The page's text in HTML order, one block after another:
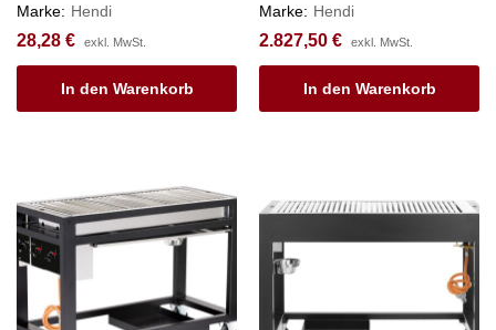
Marke: Hendi
28,28 € exkl. MwSt.
In den Warenkorb
Marke: Hendi
2.827,50 € exkl. MwSt.
In den Warenkorb